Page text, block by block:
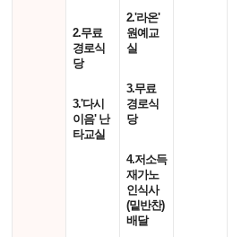
2.무료
경로식
당
3.'다시
이음' 난
타교실
2.'라온'
원예교
실
3.무료
경로식
당
4.저소득
재가노
인식사
(밑반찬)
배달